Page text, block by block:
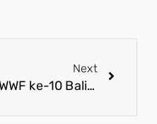
Next
WWF ke-10 Bali Angkat Derajat UMKM Lokal dan Pemuda